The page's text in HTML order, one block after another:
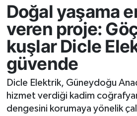
Doğal yaşama
veren proje:
kuşlar Dicle
güvende
Dicle Elektrik, Güneydoğu
hizmet verdiği kadim
dengesini korumaya yönelik
Gündem
Kültür-Sanat
Resmi İlan
Sağlık